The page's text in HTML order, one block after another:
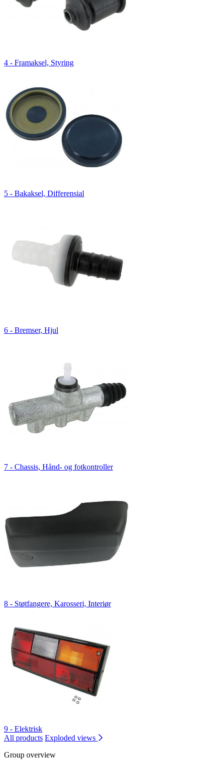
4 - Framaksel, Styring
5 - Bakaksel, Differensial
6 - Bremser, Hjul
7 - Chassis, Hånd- og fotkontroller
8 - Støtfangere, Karosseri, Interiør
9 - Elektrisk
All products Exploded views
Group overview